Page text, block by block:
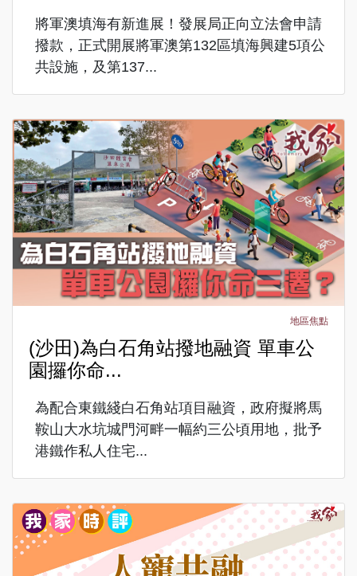
將軍澳填海有新進展！發展局正向立法會申請
撥款，正式開展將軍澳第132區填海興建5項公
共設施，及第137...
地區焦點
(沙田)為白石角站撥地融資 單車公
園攞你命...
為配合東鐵綫白石角站項目融資，政府擬將馬
鞍山大水坑城門河畔一幅約三公頃用地，批予
港鐵作私人住宅...